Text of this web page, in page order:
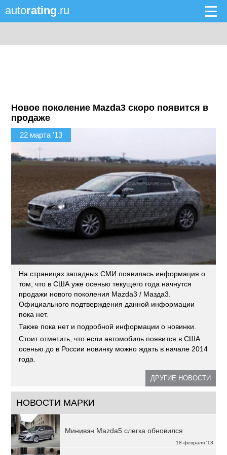
autorating.ru
Новое поколение Mazda3 скоро появится в
продаже
22 марта '13
На страницах западных СМИ появилась информация о
том, что в США уже осенью текущего года начнутся
продажи нового поколения Mazda3 / Мазда3.
Официального подтверждения данной информации
пока нет.
Также пока нет и подробной информации о новинки.
Стоит отметить, что если автомобиль появится в США
осенью до в России новинку можно ждать в начале 2014
года.
ДРУГИЕ НОВОСТИ
НОВОСТИ МАРКИ
18 февраля '13
Минивэн Mazda5 слегка обновился